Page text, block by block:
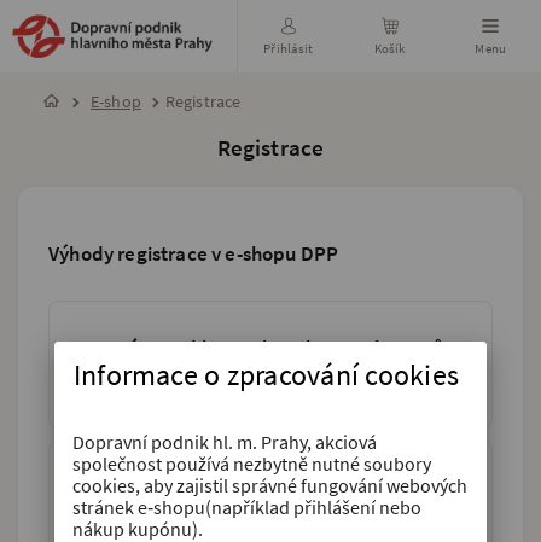
Přihlásit Košík Menu
E-shop Registrace
Registrace
Výhody registrace v e-shopu DPP
Máte pod kontrolou platnost kuponů
Nastavte si upozornění e-mailem nebo SMS
Šetříte čas
Své osobní údaje zadáte jen jednou
Informace o zpracování cookies
Dopravní podnik hl. m. Prahy, akciová
společnost používá nezbytně nutné soubory
cookies, aby zajistil správné fungování webových
stránek e‑shopu(například přihlášení nebo
nákup kupónu).